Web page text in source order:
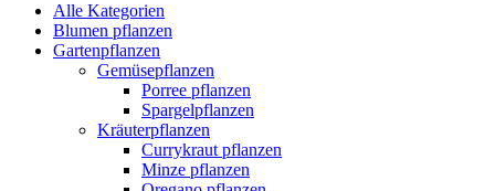
Alle Kategorien
Blumen pflanzen
Gartenpflanzen
Gemüsepflanzen
Porree pflanzen
Spargelpflanzen
Kräuterpflanzen
Currykraut pflanzen
Minze pflanzen